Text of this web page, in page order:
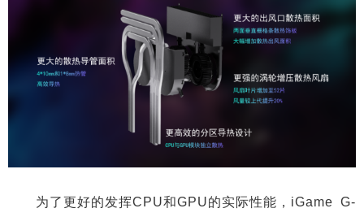
为了更好的发挥CPU和GPU的实际性能，iGame G-